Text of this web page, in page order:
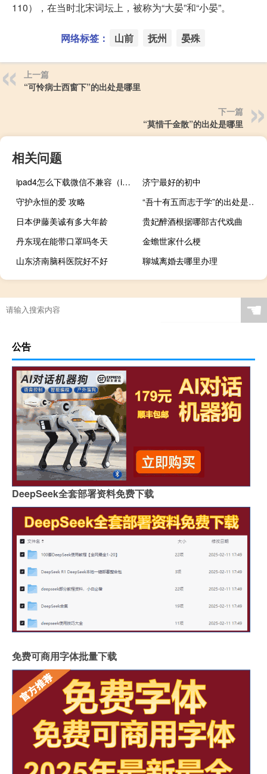
110），在当时北宋词坛上，被称为“大晏”和“小晏”。
网络标签： 山前 抚州 晏殊
上一篇
“可怜病士西窗下”的出处是哪里
下一篇
“莫惜千金散”的出处是哪里
相关问题
ipad4怎么下载微信不兼容（ipad4怎么下载微信）
济宁最好的初中
守护永恒的爱 攻略
“吾十有五而志于学”的出处是哪里
日本伊藤美诚有多大年龄
贵妃醉酒根据哪部古代戏曲
丹东现在能带口罩吗冬天
金蟾世家什么梗
山东济南脑科医院好不好
聊城离婚去哪里办理
☚
公告
DeepSeek全套部署资料免费下载
免费可商用字体批量下载